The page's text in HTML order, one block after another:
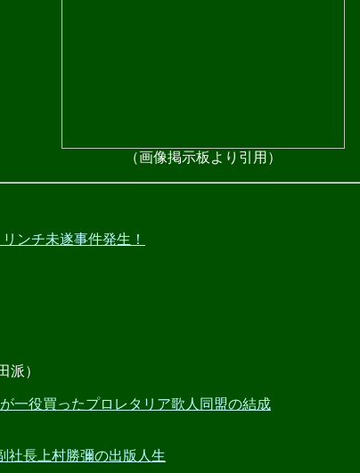
（画像掲示板より引用）
ンチ未遂事件発生！
）
一役買ったプロレタリア歌人同盟の結成
社長上村勝彌の出版人生